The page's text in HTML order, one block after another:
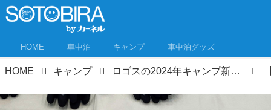
HOME 車中泊 キャンプ 車中泊グッズ
HOME キャンプ ロゴスの2024年キャンプ新製品は“誰かに伝えずにはいられない”機能が盛りだくさん！展示会ニュース速報！